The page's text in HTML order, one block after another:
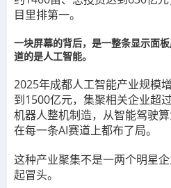
目里排第一。
一块屏幕的背后，是一整条显示面
道的是人工智能。
2025年成都人工智能产业规模
到1500亿元，集聚相关企业超
机器人整机制造，从智能驾驶
在每一条AI赛道上都布了局。
这种产业聚集不是一两个明星
起冒头。